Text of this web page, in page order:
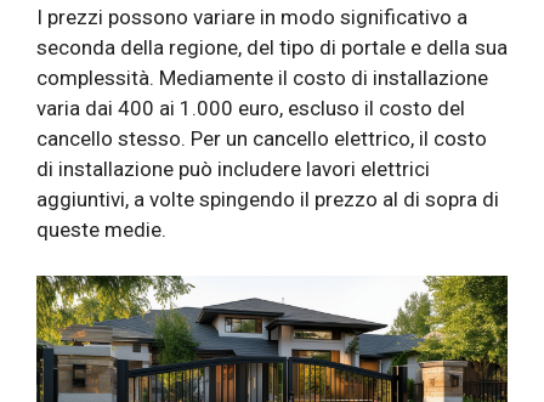
I prezzi possono variare in modo significativo a
seconda della regione, del tipo di portale e della sua
complessità. Mediamente il costo di installazione
varia dai 400 ai 1.000 euro, escluso il costo del
cancello stesso. Per un cancello elettrico, il costo
di installazione può includere lavori elettrici
aggiuntivi, a volte spingendo il prezzo al di sopra di
queste medie.